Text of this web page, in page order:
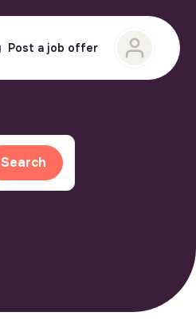
Post a job offer
Search